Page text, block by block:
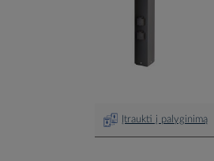
Įtraukti į palyginimą